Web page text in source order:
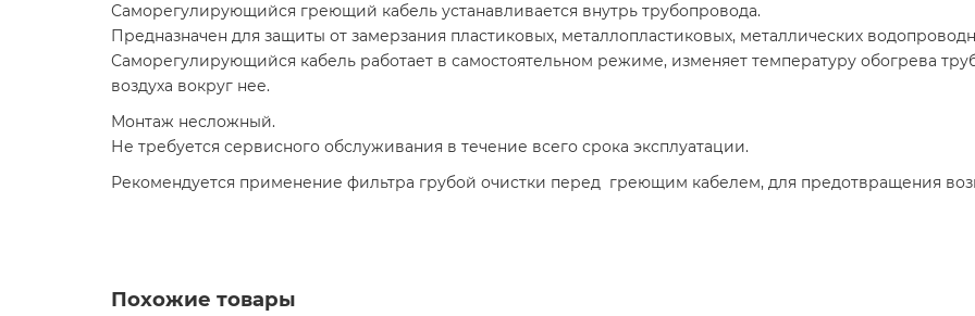
Саморегулирующийся греющий кабель устанавливается внутрь трубопровода.
Предназначен для защиты от замерзания пластиковых, металлопластиковых, металлических
Саморегулирующийся кабель работает в самостоятельном режиме, изменяет температуру обогрева
воздуха вокруг нее.
Монтаж несложный.
Не требуется сервисного обслуживания в течение всего срока эксплуатации.
Рекомендуется применение фильтра грубой очистки перед греющим кабелем, для предотвращения
Похожие товары